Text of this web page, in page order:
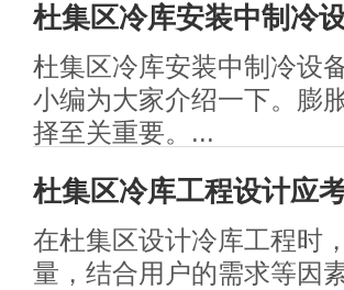
杜集区冷库安装中制冷
杜集区冷库安装中制冷设
小编为大家介绍一下。膨
择至关重要。...
杜集区冷库工程​设计应
在杜集区设计冷库工程时
量，结合用户的需求等因